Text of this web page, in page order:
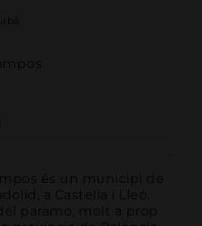
és un municipi de
a Castella i Lleó.
paramo, molt a prop